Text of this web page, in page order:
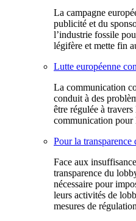
La campagne
publicité et du
l’industrie fossile
légifère et mette fin
Lutte européenne
La communication
conduit à des
être régulée à
communication pour
Pour la
Face aux
transparence du
nécessaire pour
leurs activités de
mesures de